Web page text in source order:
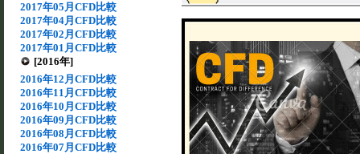
2017年05月CFD比較
2017年04月CFD比較
2017年02月CFD比較
2017年01月CFD比較
[2016年]
2016年12月CFD比較
2016年11月CFD比較
2016年10月CFD比較
2016年09月CFD比較
2016年08月CFD比較
2016年07月CFD比較